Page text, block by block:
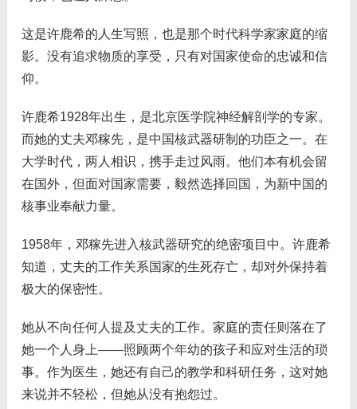
这是许鹿希的人生写照，也是那个时代科学家家庭的缩
影。没有追求物质的享受，只有对国家使命的忠诚和信
仰。
许鹿希1928年出生，是北京医学院神经解剖学的专家。
而她的丈夫邓稼先，是中国核武器研制的功臣之一。在
大学时代，两人相识，携手走过风雨。他们本有机会留
在国外，但面对国家需要，毅然选择回国，为新中国的
核事业奉献力量。
1958年，邓稼先进入核武器研究的绝密项目中。许鹿希
知道，丈夫的工作关系国家的生死存亡，却对外保持着
极大的保密性。
她从不向任何人提及丈夫的工作。家庭的责任则落在了
她一个人身上——照顾两个年幼的孩子和应对生活的琐
事。作为医生，她还有自己的教学和科研任务，这对她
来说并不轻松，但她从没有抱怨过。